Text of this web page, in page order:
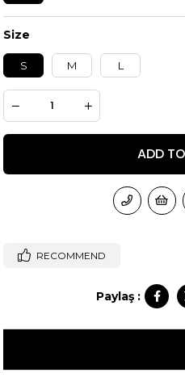
Size
S M L
RECOMMEND
Paylaş :